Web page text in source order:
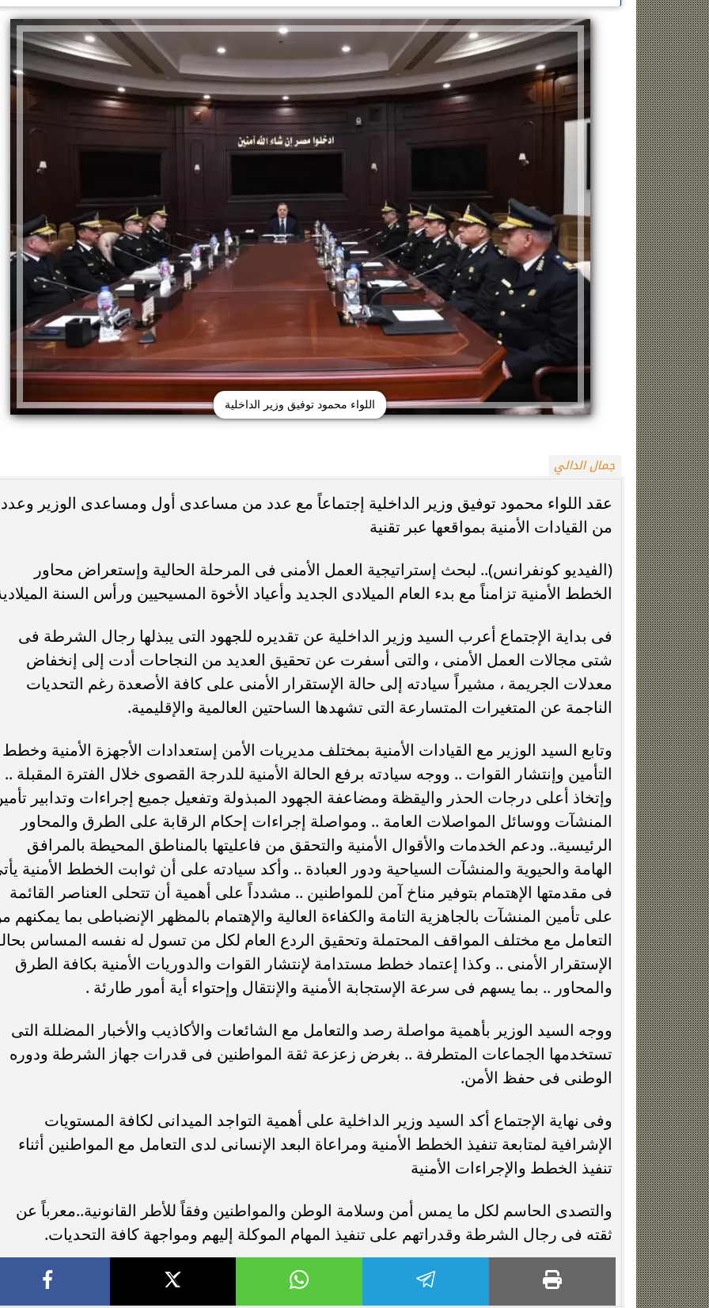
اللواء محمود توفيق وزير الداخلية
جمال الدالي
عقد اللواء محمود توفيق وزير الداخلية إجتماعاً مع عدد من مساعدى أول ومساعدى الوزير وعدد
من القيادات الأمنية بمواقعها عبر تقنية
(الفيديو كونفرانس).. لبحث إستراتيجية العمل الأمنى فى المرحلة الحالية وإستعراض محاور
الخطط الأمنية تزامناً مع بدء العام الميلادى الجديد وأعياد الأخوة المسيحيين ورأس السنة
فى بداية الإجتماع أعرب السيد وزير الداخلية عن تقديره للجهود التى يبذلها رجال الشرطة فى
شتى مجالات العمل الأمنى ، والتى أسفرت عن تحقيق العديد من النجاحات أدت إلى إنخفاض
معدلات الجريمة ، مشيراً سيادته إلى حالة الإستقرار الأمنى على كافة الأصعدة رغم التحديات
الناجمة عن المتغيرات المتسارعة التى تشهدها الساحتين العالمية والإقليمية.
وتابع السيد الوزير مع القيادات الأمنية بمختلف مديريات الأمن إستعدادات الأجهزة الأمنية وخطط
التأمين وإنتشار القوات .. ووجه سيادته برفع الحالة الأمنية للدرجة القصوى خلال الفترة المقبلة ..
وإتخاذ أعلى درجات الحذر واليقظة ومضاعفة الجهود المبذولة وتفعيل جميع إجراءات وتدابير
المنشآت ووسائل المواصلات العامة .. ومواصلة إجراءات إحكام الرقابة على الطرق والمحاور
الرئيسية.. ودعم الخدمات والأقوال الأمنية والتحقق من فاعليتها بالمناطق المحيطة بالمرافق
الهامة والحيوية والمنشآت السياحية ودور العبادة .. وأكد سيادته على أن ثوابت الخطط الأمنية
فى مقدمتها الإهتمام بتوفير مناخ آمن للمواطنين .. مشدداً على أهمية أن تتحلى العناصر القائمة
على تأمين المنشآت بالجاهزية التامة والكفاءة العالية والإهتمام بالمظهر الإنضباطى بما يمكنهم
التعامل مع مختلف المواقف المحتملة وتحقيق الردع العام لكل من تسول له نفسه المساس
الإستقرار الأمنى .. وكذا إعتماد خطط مستدامة لإنتشار القوات والدوريات الأمنية بكافة الطرق
والمحاور .. بما يسهم فى سرعة الإستجابة الأمنية والإنتقال وإحتواء أية أمور طارئة .
ووجه السيد الوزير بأهمية مواصلة رصد والتعامل مع الشائعات والأكاذيب والأخبار المضللة التى
تستخدمها الجماعات المتطرفة .. بغرض زعزعة ثقة المواطنين فى قدرات جهاز الشرطة ودوره
الوطنى فى حفظ الأمن.
وفى نهاية الإجتماع أكد السيد وزير الداخلية على أهمية التواجد الميدانى لكافة المستويات
الإشرافية لمتابعة تنفيذ الخطط الأمنية ومراعاة البعد الإنسانى لدى التعامل مع المواطنين أثناء
تنفيذ الخطط والإجراءات الأمنية
والتصدى الحاسم لكل ما يمس أمن وسلامة الوطن والمواطنين وفقاً للأطر القانونية..معرباً عن
ثقته فى رجال الشرطة وقدراتهم على تنفيذ المهام الموكلة إليهم ومواجهة كافة التحديات.
الزمالك يعلن رسميًا جهاز معتمد جمال قبل
انطلاق موسم 2026-2027
فيلم مطلوب عائليًا.. كريم عبد العزيز